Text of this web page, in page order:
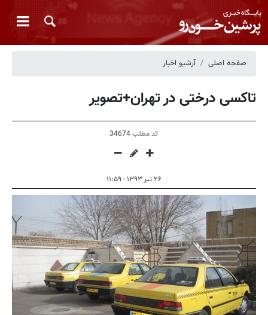
صفحه اصلی آرشیو اخبار
تاکسی درختی در تهران+تصویر
کد مطلب34674
۲۶ تیر ۱۳۹۳ - ۱۱:۵۹